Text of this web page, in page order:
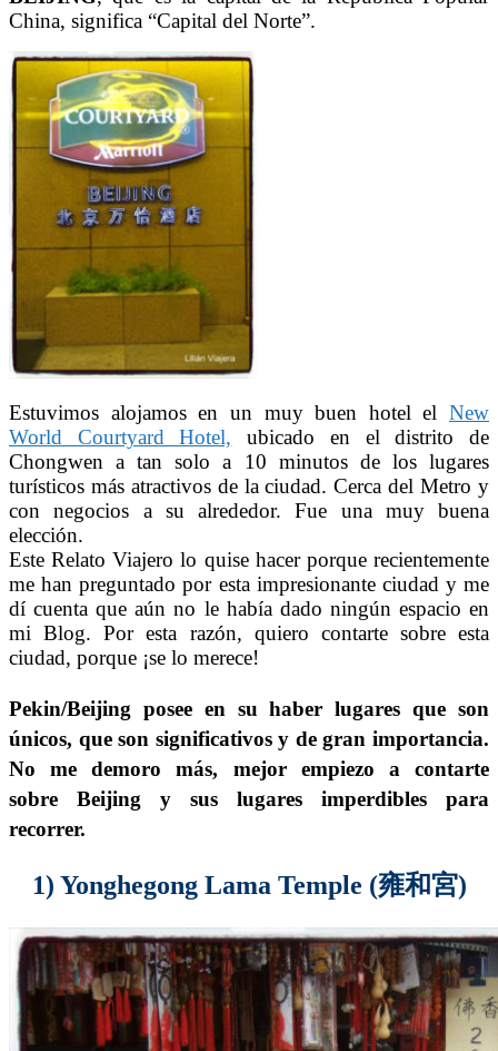
China, significa “Capital del Norte”.
Estuvimos alojamos en un muy buen hotel el New
World Courtyard Hotel, ubicado en el distrito de
Chongwen a tan solo a 10 minutos de los lugares
turísticos más atractivos de la ciudad. Cerca del Metro y
con negocios a su alrededor. Fue una muy buena
elección.
Este Relato Viajero lo quise hacer porque recientemente
me han preguntado por esta impresionante ciudad y me
dí cuenta que aún no le había dado ningún espacio en
mi Blog. Por esta razón, quiero contarte sobre esta
ciudad, porque ¡se lo merece!
Pekin/Beijing posee en su haber lugares que son
únicos, que son significativos y de gran importancia.
No me demoro más, mejor empiezo a contarte
sobre Beijing y sus lugares imperdibles para
recorrer.
1) Yonghegong Lama Temple (雍和宮)